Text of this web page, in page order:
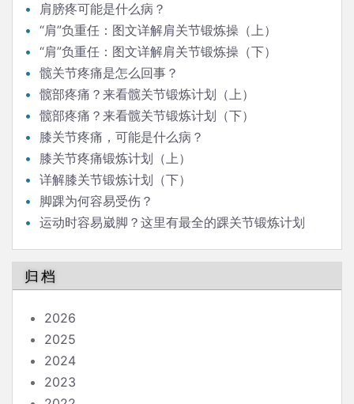
肩膀疼可能是什么病？
“肩”负重任：图文详解肩关节锻炼操（上）
“肩”负重任：图文详解肩关节锻炼操（下）
髋关节疼痛是怎么回事？
髋部疼痛？来看髋关节锻炼计划（上）
髋部疼痛？来看髋关节锻炼计划（下）
膝关节疼痛，可能是什么病？
膝关节疼痛锻炼计划（上）
详解膝关节锻炼计划（下）
脚踝为何容易受伤？
运动时容易崴脚？这里有最全的踝关节锻炼计划
归档
2026
2025
2024
2023